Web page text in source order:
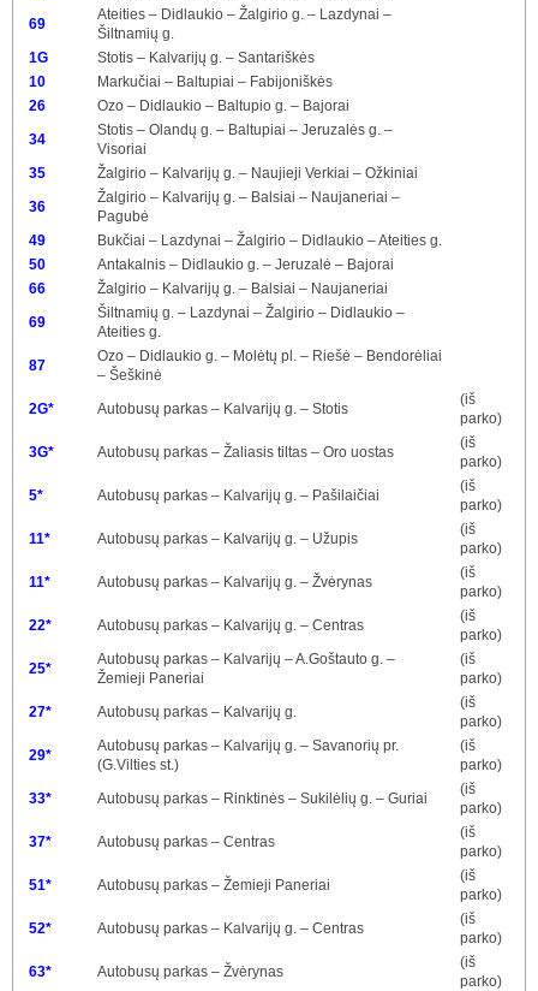
69
Ateities – Didlaukio – Žalgirio g. – Lazdynai –
Šiltnamių g.
1G
Stotis – Kalvarijų g. – Santariškės
10
Markučiai – Baltupiai – Fabijoniškės
26
Ozo – Didlaukio – Baltupio g. – Bajorai
34
Stotis – Olandų g. – Baltupiai – Jeruzalės g. –
Visoriai
35
Žalgirio – Kalvarijų g. – Naujieji Verkiai – Ožkiniai
36
Žalgirio – Kalvarijų g. – Balsiai – Naujaneriai –
Pagubė
49
Bukčiai – Lazdynai – Žalgirio – Didlaukio – Ateities g.
50
Antakalnis – Didlaukio g. – Jeruzalė – Bajorai
66
Žalgirio – Kalvarijų g. – Balsiai – Naujaneriai
69
Šiltnamių g. – Lazdynai – Žalgirio – Didlaukio –
Ateities g.
87
Ozo – Didlaukio g. – Molėtų pl. – Riešė – Bendorėliai
– Šeškinė
2G*
Autobusų parkas – Kalvarijų g. – Stotis
(iš
parko)
3G*
Autobusų parkas – Žaliasis tiltas – Oro uostas
(iš
parko)
5*
Autobusų parkas – Kalvarijų g. – Pašilaičiai
(iš
parko)
11*
Autobusų parkas – Kalvarijų g. – Užupis
(iš
parko)
11*
Autobusų parkas – Kalvarijų g. – Žvėrynas
(iš
parko)
22*
Autobusų parkas – Kalvarijų g. – Centras
(iš
parko)
25*
Autobusų parkas – Kalvarijų – A.Goštauto g. –
Žemieji Paneriai
(iš
parko)
27*
Autobusų parkas – Kalvarijų g.
(iš
parko)
29*
Autobusų parkas – Kalvarijų g. – Savanorių pr.
(G.Vilties st.)
(iš
parko)
33*
Autobusų parkas – Rinktinės – Sukilėlių g. – Guriai
(iš
parko)
37*
Autobusų parkas – Centras
(iš
parko)
51*
Autobusų parkas – Žemieji Paneriai
(iš
parko)
52*
Autobusų parkas – Kalvarijų g. – Centras
(iš
parko)
63*
Autobusų parkas – Žvėrynas
(iš
parko)